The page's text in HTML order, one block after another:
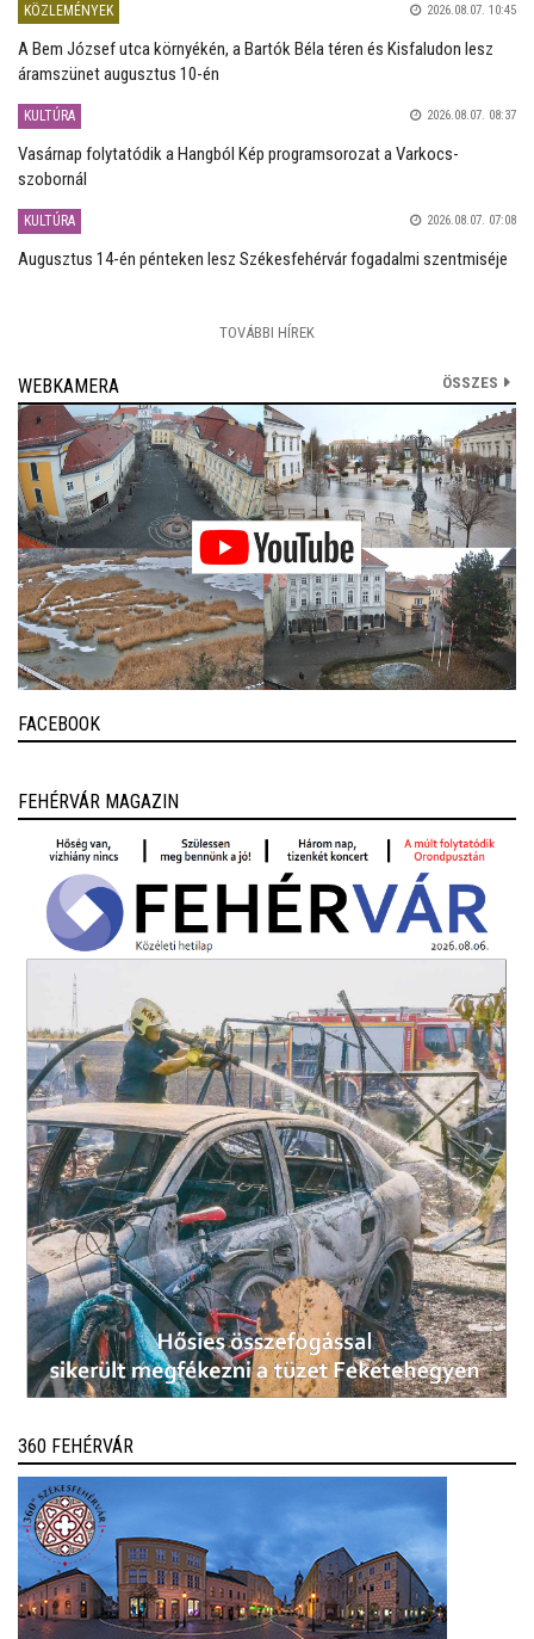
KÖZLEMÉNYEK 2026.08.07. 10:45
A Bem József utca környékén, a Bartók Béla téren és Kisfaludon lesz
áramszünet augusztus 10-én
KULTÚRA 2026.08.07. 08:37
Vasárnap folytatódik a Hangból Kép programsorozat a Varkocs-
szobornál
KULTÚRA 2026.08.07. 07:08
Augusztus 14-én pénteken lesz Székesfehérvár fogadalmi szentmiséje
TOVÁBBI HÍREK
WEBKAMERA ÖSSZES
FACEBOOK
FEHÉRVÁR MAGAZIN
360 FEHÉRVÁR